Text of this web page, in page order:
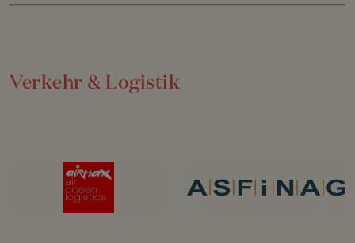
Verkehr & Logistik